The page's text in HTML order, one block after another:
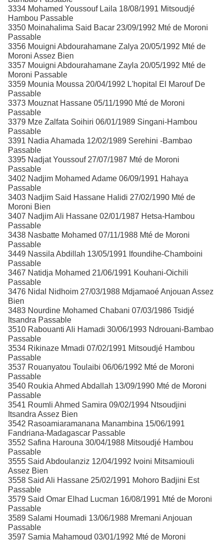
3334 Mohamed Youssouf Laila 18/08/1991 Mitsoudjé
Hambou Passable
3350 Moinahalima Said Bacar 23/09/1992 Mté de Moroni
Passable
3356 Mouigni Abdourahamane Zalya 20/05/1992 Mté de
Moroni Assez Bien
3357 Mouigni Abdourahamane Zayla 20/05/1992 Mté de
Moroni Passable
3359 Mounia Moussa 20/04/1992 L'hopital El Marouf De
Passable
3373 Mouznat Hassane 05/11/1990 Mté de Moroni
Passable
3379 Mze Zalfata Soihiri 06/01/1989 Singani-Hambou
Passable
3391 Nadia Ahamada 12/02/1989 Serehini -Bambao
Passable
3395 Nadjat Youssouf 27/07/1987 Mté de Moroni
Passable
3402 Nadjim Mohamed Adame 06/09/1991 Hahaya
Passable
3403 Nadjim Said Hassane Halidi 27/02/1990 Mté de
Moroni Bien
3407 Nadjim Ali Hassane 02/01/1987 Hetsa-Hambou
Passable
3438 Nasbatte Mohamed 07/11/1988 Mté de Moroni
Passable
3449 Nassila Abdillah 13/05/1991 Ifoundihe-Chamboini
Passable
3467 Natidja Mohamed 21/06/1991 Kouhani-Oichili
Passable
3476 Nidal Nidhoim 27/03/1988 Mdjamaoé Anjouan Assez
Bien
3483 Nourdine Mohamed Chabani 07/03/1986 Tsidjé
Itsandra Passable
3510 Rabouanti Ali Hamadi 30/06/1993 Ndrouani-Bambao
Passable
3534 Rikinaze Mmadi 07/02/1991 Mitsoudjé Hambou
Passable
3537 Rouanyatou Toulaibi 06/06/1992 Mté de Moroni
Passable
3540 Roukia Ahmed Abdallah 13/09/1990 Mté de Moroni
Passable
3541 Roumli Ahmed Samira 09/02/1994 Ntsoudjini
Itsandra Assez Bien
3542 Rasoamiaramanana Manambina 15/06/1991
Fandriana-Madagascar Passable
3552 Safina Harouna 30/04/1988 Mitsoudjé Hambou
Passable
3555 Said Abdoulanziz 12/04/1992 Ivoini Mitsamiouli
Assez Bien
3558 Said Ali Hassane 25/02/1991 Mohoro Badjini Est
Passable
3579 Said Omar Elhad Lucman 16/08/1991 Mté de Moroni
Passable
3589 Salami Houmadi 13/06/1988 Mremani Anjouan
Passable
3597 Samia Mahamoud 03/01/1992 Mté de Moroni